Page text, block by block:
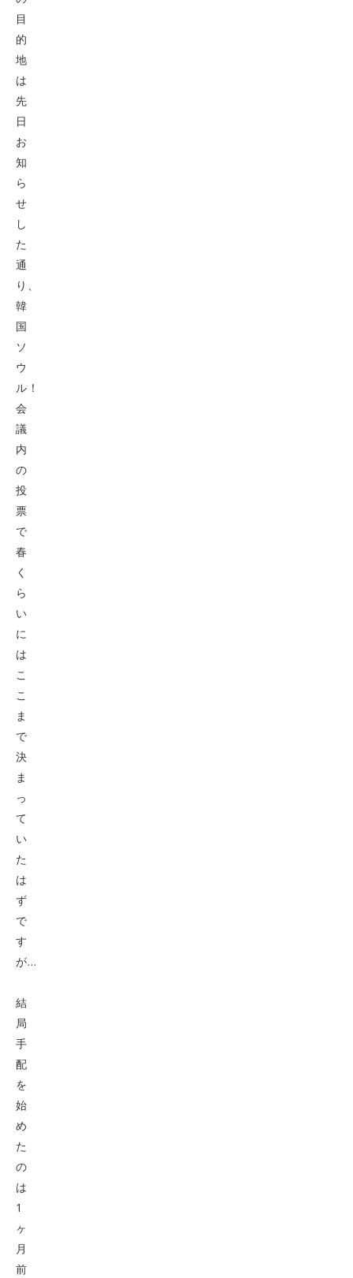
目
的
地
は
先
日
お
知
ら
せ
し
た
通
り、
韓
国
ソ
ウ
ル！
会
議
内
の
投
票
で
春
く
ら
い
に
は
こ
こ
ま
で
決
ま
っ
て
い
た
は
ず
で
す
が…
結
局
手
配
を
始
め
た
の
は
1
ヶ
月
前